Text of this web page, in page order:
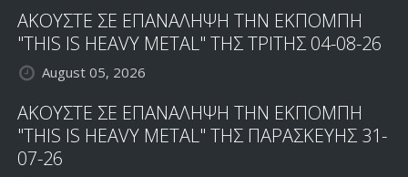
ΑΚΟΥΣΤΕ ΣΕ ΕΠΑΝΑΛΗΨΗ ΤΗΝ ΕΚΠΟΜΠΗ
"THIS IS HEAVY METAL" ΤΗΣ ΤΡΙΤΗΣ 04-08-26
August 05, 2026
ΑΚΟΥΣΤΕ ΣΕ ΕΠΑΝΑΛΗΨΗ ΤΗΝ ΕΚΠΟΜΠΗ
"THIS IS HEAVY METAL" ΤΗΣ ΠΑΡΑΣΚΕΥΗΣ 31-
07-26